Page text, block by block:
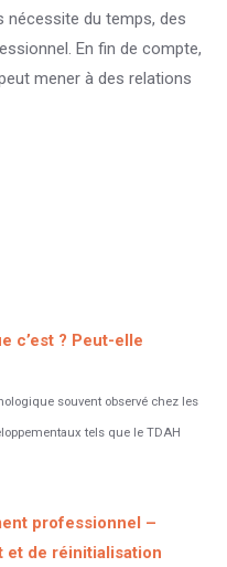
nécessite du temps, des
En fin de compte,
mener à des relations
c’est ? Peut-elle
souvent observé chez les
tels que le TDAH
professionnel –
et de réinitialisation